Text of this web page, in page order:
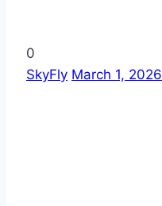
0
SkyFly March 1, 2026